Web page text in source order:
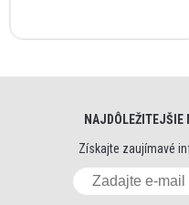
NAJDÔLEŽITEJŠIE
Získajte zaujímavé